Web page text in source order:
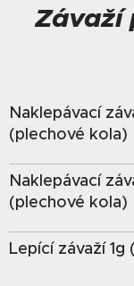
Závaží
Naklepávací
(plechové kola)
Naklepávací
(plechové kola)
Lepící závaží 1g